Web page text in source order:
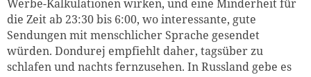
Werbe-Kalkulationen wirken, und eine Minderheit für
die Zeit ab 23:30 bis 6:00, wo interessante, gute
Sendungen mit menschlicher Sprache gesendet
würden. Dondurej empfiehlt daher, tagsüber zu
schlafen und nachts fernzusehen. In Russland gebe es